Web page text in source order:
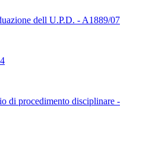
dell U.P.D. - A1889/07
di procedimento disciplinare -